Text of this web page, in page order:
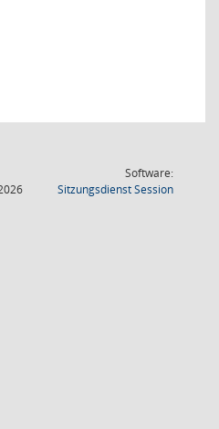
Software:
SitzungsdienstSession(Wird in